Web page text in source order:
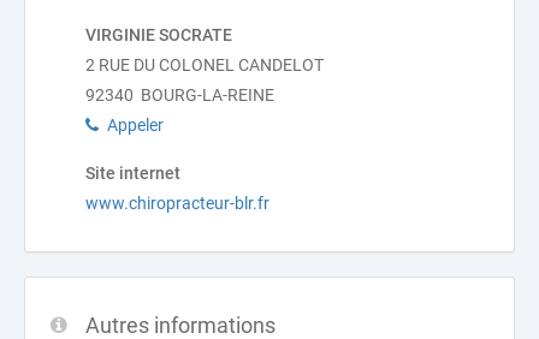
VIRGINIE SOCRATE
2 RUE DU COLONEL CANDELOT
92340 BOURG-LA-REINE
Appeler
Site internet
www.chiropracteur-blr.fr
Autres informations